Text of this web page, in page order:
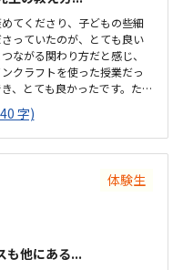
てくださり、子どもの些細
っていたのが、とても良い
ながる関わり方だと感じ、
クラフトを使った授業だっ
、とても良かったです。た
内容ではないと伺ったの
うかは少し気になる点でし
、通いやすいと感じまし
しやすく、安心して通わせ
線が分散しにくい工夫がさ
した。月4回（1回50分）で
はや...
字)
体験生
も他にある...